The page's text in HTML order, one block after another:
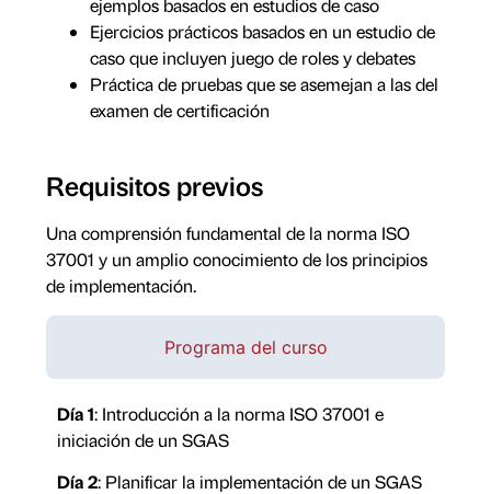
ejemplos basados en estudios de caso
Ejercicios prácticos basados en un estudio de
caso que incluyen juego de roles y debates
Práctica de pruebas que se asemejan a las del
examen de certificación
Requisitos previos
Una comprensión fundamental de la norma ISO
37001 y un amplio conocimiento de los principios
de implementación.
Programa del curso
Día 1: Introducción a la norma ISO 37001 e
iniciación de un SGAS
Día 2: Planificar la implementación de un SGAS